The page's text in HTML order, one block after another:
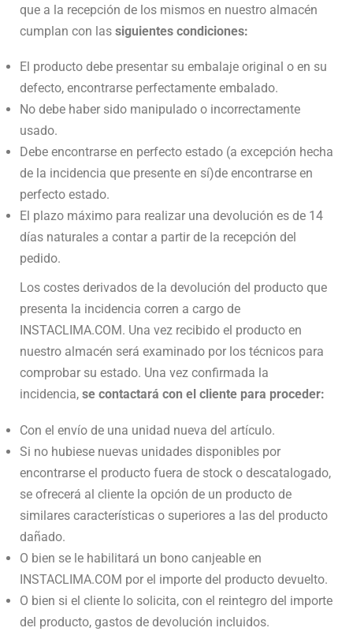
que a la recepción de los mismos en nuestro almacén
cumplan con las siguientes condiciones:
El producto debe presentar su embalaje original o en su
defecto, encontrarse perfectamente embalado.
No debe haber sido manipulado o incorrectamente
usado.
Debe encontrarse en perfecto estado (a excepción hecha
de la incidencia que presente en sí)de encontrarse en
perfecto estado.
El plazo máximo para realizar una devolución es de 14
días naturales a contar a partir de la recepción del
pedido.
Los costes derivados de la devolución del producto que
presenta la incidencia corren a cargo de
INSTACLIMA.COM. Una vez recibido el producto en
nuestro almacén será examinado por los técnicos para
comprobar su estado. Una vez confirmada la
incidencia, se contactará con el cliente para proceder:
Con el envío de una unidad nueva del artículo.
Si no hubiese nuevas unidades disponibles por
encontrarse el producto fuera de stock o descatalogado,
se ofrecerá al cliente la opción de un producto de
similares características o superiores a las del producto
dañado.
O bien se le habilitará un bono canjeable en
INSTACLIMA.COM por el importe del producto devuelto.
O bien si el cliente lo solicita, con el reintegro del importe
del producto, gastos de devolución incluidos.